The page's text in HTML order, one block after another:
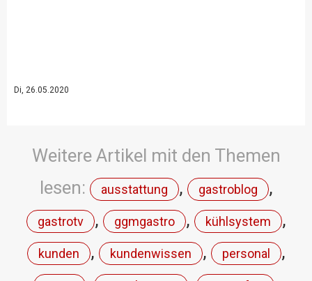
Di, 26.05.2020
Weitere Artikel mit den Themen
lesen:
ausstattung , gastroblog ,
gastrotv , ggmgastro , kühlsystem ,
kunden , kundenwissen , personal ,